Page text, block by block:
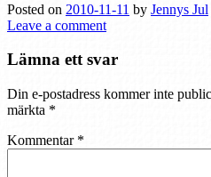
Posted on 2010-11-11 by Jennys Jul
Leave a comment
Lämna ett svar
Din e-postadress kommer inte
märkta *
Kommentar *